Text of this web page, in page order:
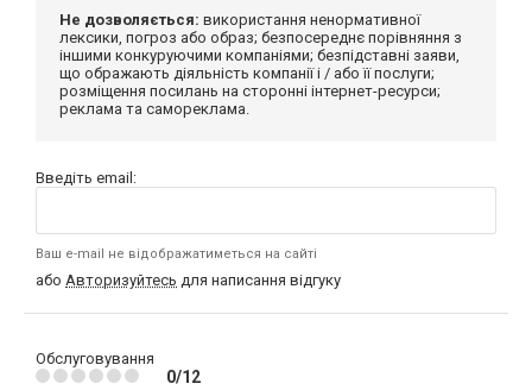
Не дозволяється: використання ненормативної
лексики, погроз або образ; безпосереднє порівняння з
іншими конкуруючими компаніями; безпідставні заяви,
що ображають діяльність компанії і / або її послуги;
розміщення посилань на сторонні інтернет-ресурси;
реклама та самореклама.
Введіть email:
Ваш e-mail не відображатиметься на сайті
або Авторизуйтесь для написання відгуку
Обслуговування
0/12